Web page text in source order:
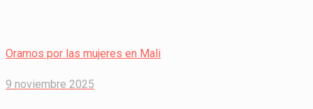
Oramos por las mujeres en Mali
9 noviembre 2025